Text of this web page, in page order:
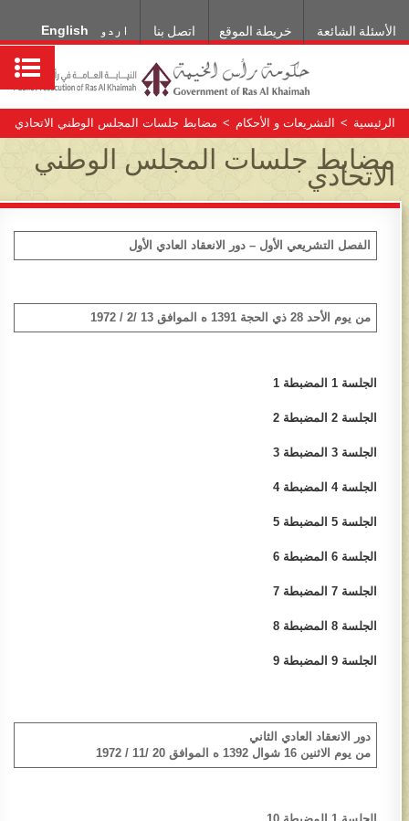
اردو English اتصل بنا خريطة الموقع الأسئلة الشائعة
الرئيسية > التشريعات و الأحكام > مضابط جلسات المجلس الوطني الاتحادي
مضابط جلسات المجلس الوطني
الاتحادي
الفصل التشريعي الأول –دور الانعقاد العادي الأول
من يوم الأحد 28 ذي الحجة 1391 ه الموافق 13 /2 / 1972
الجلسة 1​ المضبطة 1
الجلسة 2​ المضبطة 2
الجلسة 3​ المضبطة 3
الجلسة 4​ المضبطة 4
الجلسة 5​ المضبطة 5
الجلسة 6​ المضبطة 6
الجلسة 7 ​المضبطة 7
الجلسة 8​ المضبطة 8
الجلسة 9 ​المضبطة 9
دور الانعقاد العادي الثاني
من يوم الاثنين 16 شوال 1392 ه الموافق 20 /11 / 1972